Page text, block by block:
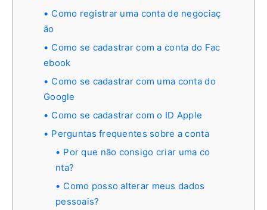
Como registrar uma conta de negociaç
ão
Como se cadastrar com a conta do Fac
ebook
Como se cadastrar com uma conta do
Google
Como se cadastrar com o ID Apple
Perguntas frequentes sobre a conta
Por que não consigo criar uma co
nta?
Como posso alterar meus dados
pessoais?